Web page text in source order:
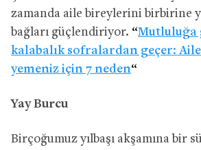
zamanda aile bireylerini birbirine
bağları güçlendiriyor. “Mutluluğa
kalabalık sofralardan geçer:
yemeniz için 7 neden“
Yay Burcu
Birçoğumuz yılbaşı akşamına bir